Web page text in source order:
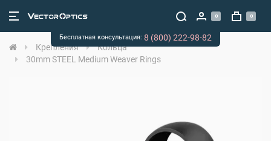
0 0
Крепления
Кольца
30mm STEEL Medium Weaver Rings
Бесплатная консультация: 8 (800) 222-98-82